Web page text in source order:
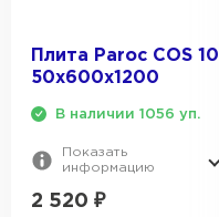
Плита Paroc COS 10
50х600х1200
В наличии 1056 уп.
Показать
информацию
2 520 ₽